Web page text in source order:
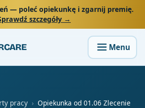
— poleć opiekunkę i zgarnij premię.
szczegóły →
pracy › Opiekunka od 01.06 Zlecenie